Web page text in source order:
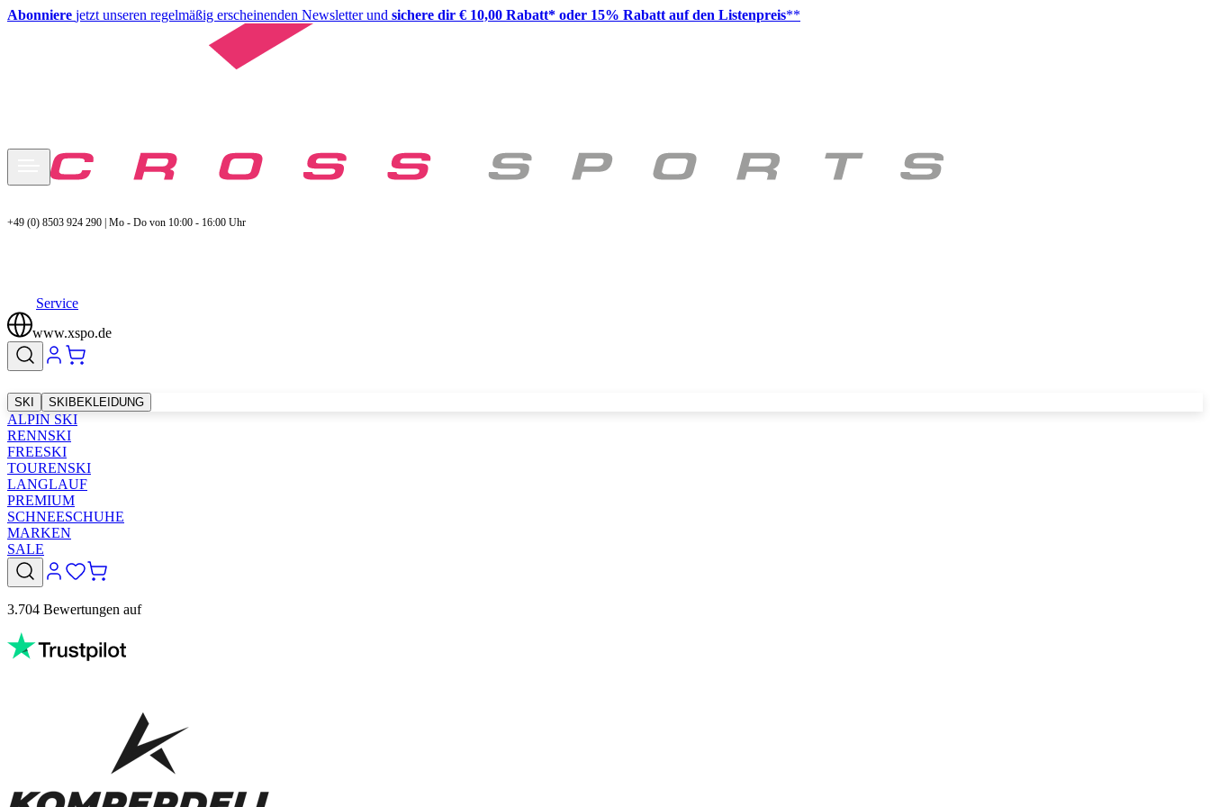
Abonniere jetzt unseren regelmäßig erscheinenden Newsletter und sichere dir € 10,00 Rabatt* oder 15% Rabatt auf den Listenpreis**
+49 (0) 8503 924 290 | Mo - Do von 10:00 - 16:00 Uhr
Service
www.xspo.de
SKI SKIBEKLEIDUNG
ALPIN SKI
RENNSKI
FREESKI
TOURENSKI
LANGLAUF
PREMIUM
SCHNEESCHUHE
MARKEN
SALE
3.704 Bewertungen auf